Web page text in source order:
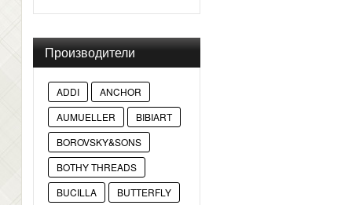
Производители
ADDI
ANCHOR
AUMUELLER
BIBIART
BOROVSKY&SONS
BOTHY THREADS
BUCILLA
BUTTERFLY